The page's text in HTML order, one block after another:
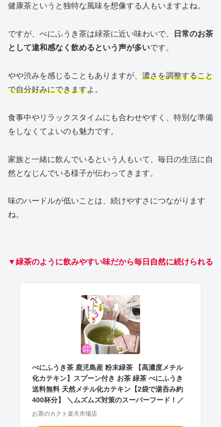
健康茶というと独特な風味を想像する人もいますよね。
ですが、べにふうき茶は緑茶に近い味わいで、
日常のお茶
として違和感なく飲めるという声が多いです。
やや渋みを感じることもありますが、 濃さを調整すること
で自分好みにできますよ。
食事中やリラックスタイムにも合わせやすく、特別な準備
をしなくてよいのも魅力です。
家族と一緒に飲んでいるという人もいて、毎日の生活に自
然となじんでいる様子が伝わってきます。
味のハードルが低いことは、続けやすさにつながります
ね。
▼緑茶のように飲みやすい味だから毎日自然に続けられる
べにふうき茶 鹿児島産 粉末緑茶 【高濃度メチル
化カテキン】スプーン付き お茶 緑茶 べにふうき
送料無料 天然メチル化カテキン【2袋で湯呑み約
400杯分】 ＼ムズムズ対策のスーパーフード！／
お茶のカクト楽天市場店